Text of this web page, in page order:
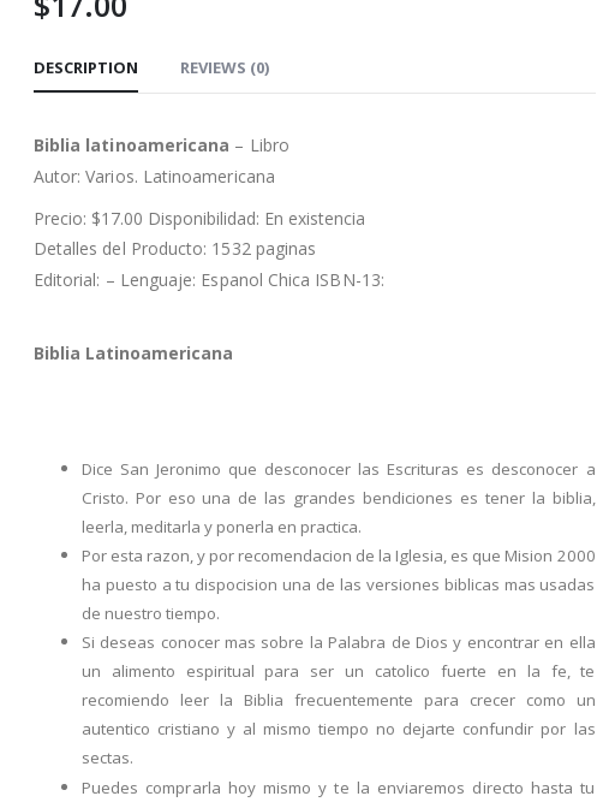
DESCRIPTION REVIEWS (0)
Biblia latinoamericana – Libro
Autor:Varios. Latinoamericana
Precio: $17.00 Disponibilidad: En existencia
Detalles del Producto: 1532 paginas
Editorial: – Lenguaje: Espanol Chica ISBN-13:
Biblia Latinoamericana
Dice San Jeronimo que desconocer las Escrituras es desconocer a
Cristo. Por eso una de las grandes bendiciones es tener la biblia,
leerla, meditarla y ponerla en practica.
Por esta razon, y por recomendacion de la Iglesia, es que Mision 2000
ha puesto a tu dispocision una de las versiones biblicas mas usadas
de nuestro tiempo.
Si deseas conocer mas sobre la Palabra de Dios y encontrar en ella
un alimento espiritual para ser un catolico fuerte en la fe, te
recomiendo leer la Biblia frecuentemente para crecer como un
autentico cristiano y al mismo tiempo no dejarte confundir por las
sectas.
Puedes comprarla hoy mismo y te la enviaremos directo hasta tu